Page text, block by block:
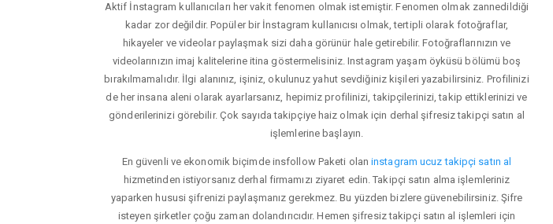
Aktif İnstagram kullanıcıları her vakit fenomen olmak istemiştir. Fenomen olmak zannedildiği
kadar zor değildir. Popüler bir İnstagram kullanıcısı olmak, tertipli olarak fotoğraflar,
hikayeler ve videolar paylaşmak sizi daha görünür hale getirebilir. Fotoğraflarınızın ve
videolarınızın imaj kalitelerine itina göstermelisiniz. Instagram yaşam öyküsü bölümü boş
bırakılmamalıdır. İlgi alanınız, işiniz, okulunuz yahut sevdiğiniz kişileri yazabilirsiniz. Profilinizi
de her insana aleni olarak ayarlarsanız, hepimiz profilinizi, takipçilerinizi, takip ettiklerinizi ve
gönderilerinizi görebilir. Çok sayıda takipçiye haiz olmak için derhal şifresiz takipçi satın al
işlemlerine başlayın.
En güvenli ve ekonomik biçimde insfollow Paketi olaninstagram ucuz takipçi satın al
hizmetinden istiyorsanız derhal firmamızı ziyaret edin. Takipçi satın alma işlemleriniz
yaparken hususi şifrenizi paylaşmanız gerekmez. Bu yüzden bizlere güvenebilirsiniz. Şifre
isteyen şirketler çoğu zaman dolandırıcıdır. Hemen şifresiz takipçi satın al işlemleri için